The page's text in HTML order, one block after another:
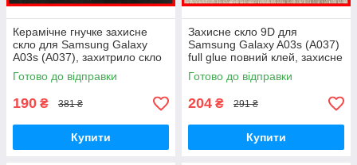
Керамічне гнучке захисне
скло для Samsung Galaxy
A03s (A037), захитрило скло
Самсунг А03s керамічне
гнучко
Готово до відправки
190 ₴ 381 ₴
Купити
Захисне скло 9D для
Samsung Galaxy A03s (A037)
full glue повний клей, захисне
скло на самсунг a03с
Готово до відправки
204 ₴ 291 ₴
Купити